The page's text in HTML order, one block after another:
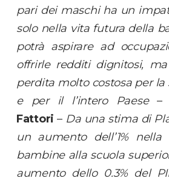
pari dei maschi ha un
solo nella vita futura della
potrà aspirare ad
offrirle redditi dignitosi,
perdita molto costosa per
e per il l’intero Paese–
Fattori – Da una stima di
un aumento dell’1% nella
bambine alla scuola
aumento dello 0.3% del